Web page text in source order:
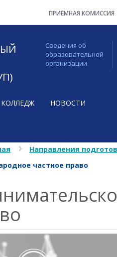
ПРИЁМНАЯ КОМИССИЯ
Сведения об
образовательной
организации
КОЛЛЕДЖ НОВОСТИ
Направления
частное право